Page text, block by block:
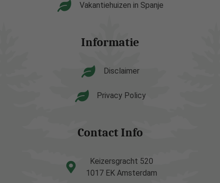
Vakantiehuizen in Spanje
Informatie
Disclaimer
Privacy Policy
Contact Info
Keizersgracht 520
1017 EK Amsterdam